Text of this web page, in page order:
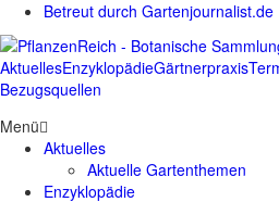
Betreut durch Gartenjournalist.de
AktuellesEnzyklopädieGärtnerpraxis
Bezugsquellen
Menü
Aktuelles
Aktuelle Gartenthemen
Enzyklopädie